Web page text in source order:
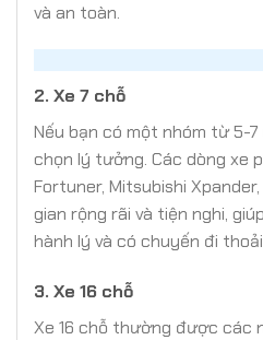
và an toàn.
2. Xe 7 chỗ
Nếu bạn có một nhóm từ 5-
chọn lý tưởng. Các dòng xe
Fortuner, Mitsubishi
gian rộng rãi và tiện nghi,
hành lý và có chuyến đi
3. Xe 16 chỗ
Xe 16 chỗ thường được các